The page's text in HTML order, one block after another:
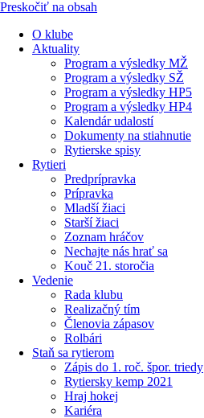
Preskočiť na obsah
O klube
Aktuality
Program a výsledky MŽ
Program a výsledky SŽ
Program a výsledky HP5
Program a výsledky HP4
Kalendár udalostí
Dokumenty na stiahnutie
Rytierske spisy
Rytieri
Predprípravka
Prípravka
Mladší žiaci
Starší žiaci
Zoznam hráčov
Nechajte nás hrať sa
Kouč 21. storočia
Vedenie
Rada klubu
Realizačný tím
Členovia zápasov
Rolbári
Staň sa rytierom
Zápis do 1. roč. špor. triedy
Rytiersky kemp 2021
Hraj hokej
Kariéra